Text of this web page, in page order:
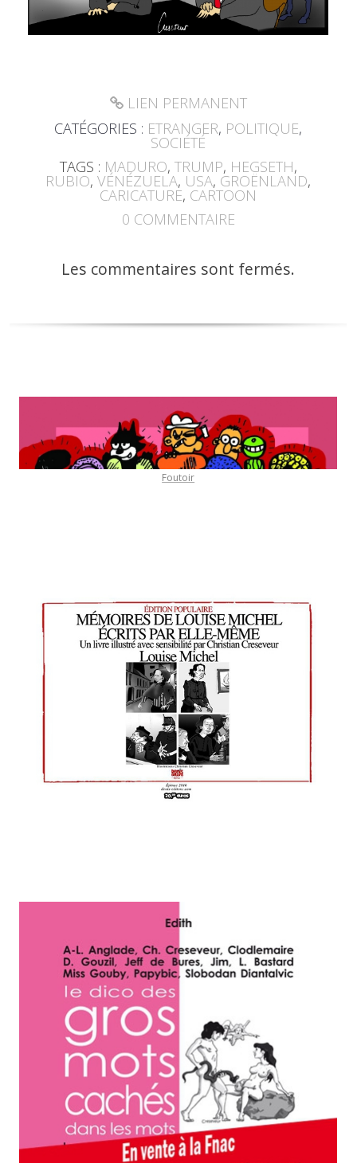
LIEN PERMANENT
CATÉGORIES : ETRANGER, POLITIQUE,
SOCIÉTÉ
TAGS : MADURO, TRUMP, HEGSETH,
RUBIO,VÉNÉZUELA, USA, GROËNLAND,
CARICATURE, CARTOON
0 COMMENTAIRE
Les commentaires sont fermés.
Foutoir